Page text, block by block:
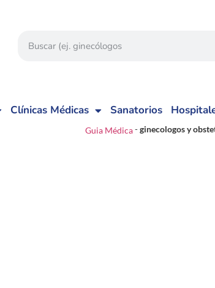
Clínicas Médicas Sanatorios
Guia Médica-ginecologos y